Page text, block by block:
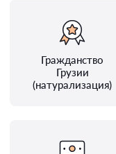
Гражданство
Грузии
(натурализация)